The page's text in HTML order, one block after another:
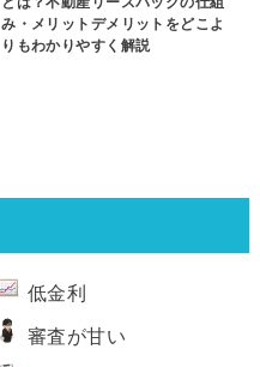
み・メリットデメリットをどこよ
りもわかりやすく解説
低金利
審査が甘い